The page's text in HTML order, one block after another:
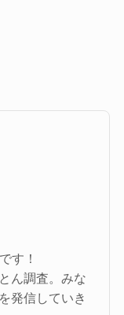
す！
ん調査。みな
発信していき